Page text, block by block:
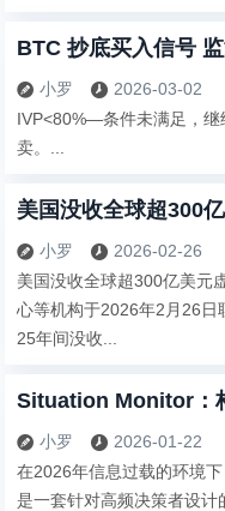
BTC 抄底买入信号
 小罗  2026-03-02
IVP<80%—条件未满足，继
卖。...
美国没收全球超300
 小罗  2026-02-26
美国没收全球超300亿美元
心等机构于2026年2月26
25年间没收...
 小罗  2026-01-22
在2026年信息过载的环境
是一套针对高频决策者设计